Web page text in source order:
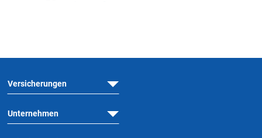
Versicherungen
Unternehmen